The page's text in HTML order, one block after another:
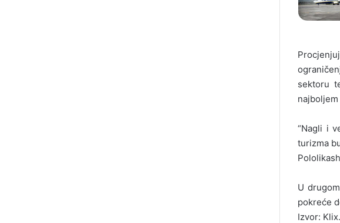
sektoru
“Nagli i
turizma
U
pokreće
Izvor: